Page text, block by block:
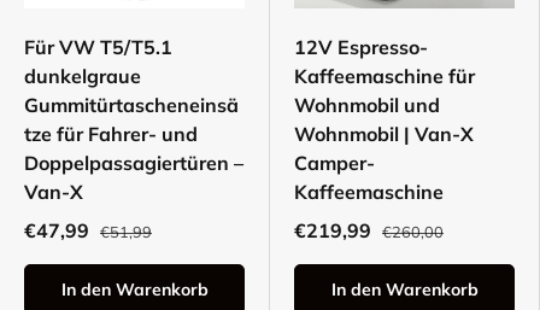
Für VW T5/T5.1
dunkelgraue
Gummitürtascheneinsä
tze für Fahrer- und
Doppelpassagiertüren –
Van-X
€47,99
€51,99
In den Warenkorb
12V Espresso-
Kaffeemaschine für
Wohnmobil und
Wohnmobil | Van-X
Camper-
Kaffeemaschine
€219,99
€260,00
In den Warenkorb